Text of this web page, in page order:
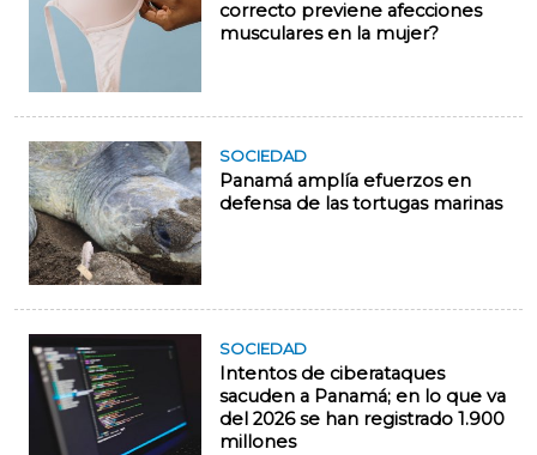
correcto previene afecciones
musculares en la mujer?
SOCIEDAD
Panamá amplía efuerzos en
defensa de las tortugas marinas
SOCIEDAD
Intentos de ciberataques
sacuden a Panamá; en lo que va
del 2026 se han registrado 1.900
millones